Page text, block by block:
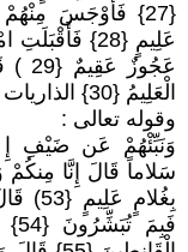
{27} فَأَوْجَسَ
عَلِيمٍ {28}
الْعَلِيمُ {30} الذاريات
وقوله تعالى :